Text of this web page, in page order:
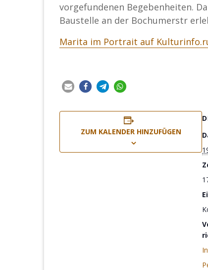
vorgefundenen Begebenheiten.
Baustelle an der Bochumerstr
Marita im Portrait auf
ZUM KALENDER HINZUFÜGEN